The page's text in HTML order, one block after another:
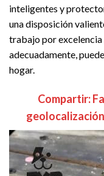
inteligentes y
una disposición
trabajo por excelencia
adecuadamente,
hogar.
Compartir: